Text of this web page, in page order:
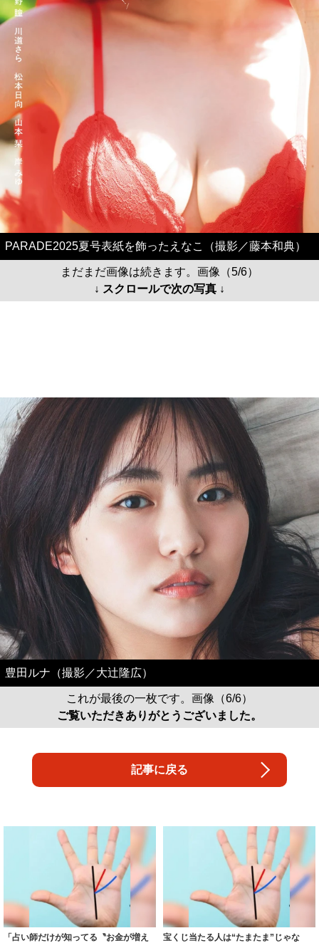
PARADE2025夏号表紙を飾ったえなこ（撮影／藤本和典）
まだまだ画像は続きます。画像（5/6）
↓ スクロールで次の写真 ↓
豊田ルナ（撮影／大辻隆広）
これが最後の一枚です。画像（6/6）
ご覧いただきありがとうございました。
記事に戻る
「占い師だけが知ってる〝お金が増え 宝くじ当たる人は“たまたま”じゃな